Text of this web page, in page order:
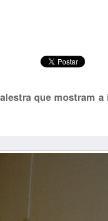
que mostram